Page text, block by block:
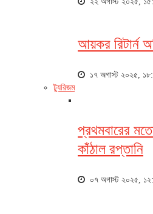
আয়কর রিটার্ন
১৭ অগাস্ট ২০২৫,
ট্যুরিজম
প্রথমবারের
কাঁঠাল রপ্তানি
০৭ অগাস্ট ২০২৫,